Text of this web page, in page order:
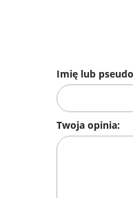
Imię lub
Twoja opinia: